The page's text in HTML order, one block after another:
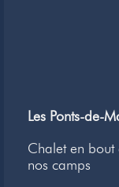
Les Ponts-de-
Chalet en
nos camps